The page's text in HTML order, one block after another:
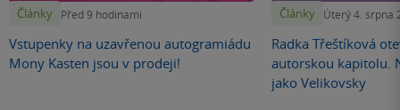
Články Před 9 hodinami
Vstupenky na uzavřenou autogramiádu
Mony Kasten jsou v prodeji!
Články Úterý 4. srpna
Radka Třeštíková
autorskou kapitolu.
jako Velikovsky